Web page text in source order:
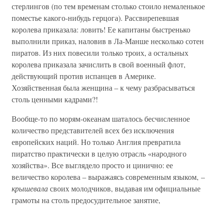
стерлингов (по тем временам столько стоило немаленькое
поместье какого-нибудь герцога). Рассвирепевшая
королева приказала: ловить! Ее капитаны быстренько
выполнили приказ, наловив в Ла-Манше несколько сотен
пиратов. Из них повесили только троих, а остальных
королева приказала зачислить в свой военный флот,
действующий против испанцев в Америке.
Хозяйственная была женщина – к чему разбрасываться
столь ценными кадрами?!
Вообще-то по морям-океанам шаталось бесчисленное
количество представителей всех без исключения
европейских наций. Но только Англия превратила
пиратство практически в целую отрасль «народного
хозяйства». Все выглядело просто и цинично: ее
величество королева – выражаясь современным языком, –
крышеваласвоих молодчиков, выдавая им официальные
грамоты на столь предосудительное занятие,